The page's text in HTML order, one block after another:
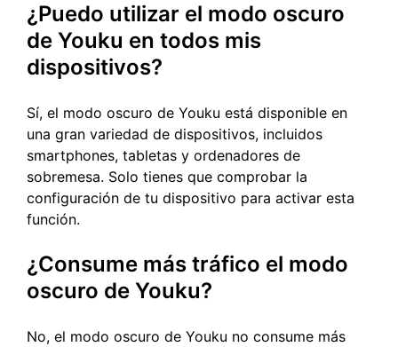
¿Puedo utilizar el modo oscuro
de Youku en todos mis
dispositivos?
Sí, el modo oscuro de Youku está disponible en
una gran variedad de dispositivos, incluidos
smartphones, tabletas y ordenadores de
sobremesa. Solo tienes que comprobar la
configuración de tu dispositivo para activar esta
función.
¿Consume más tráfico el modo
oscuro de Youku?
No, el modo oscuro de Youku no consume más